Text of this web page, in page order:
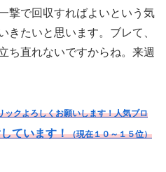
撃で回収すればよいという気
きたいと思います。ブレて、
ち直れないですからね。来週
ックよろしくお願いします！人気ブロ
ています！（現在１０～１５位）